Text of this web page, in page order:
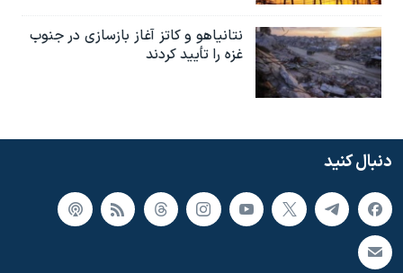
نتانیاهو و کاتز آغاز بازسازی در جنوب
غزه را تأیید کردند
دنبال کنید